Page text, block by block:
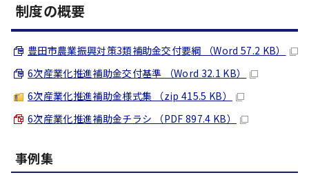
制度の概要
豊田市農業振興対策3類補助金交付要綱 （Word 57.2 KB）
6次産業化推進補助金交付基準 （Word 32.1 KB）
6次産業化推進補助金様式集 （zip 415.5 KB）
6次産業化推進補助金チラシ （PDF 897.4 KB）
事例集